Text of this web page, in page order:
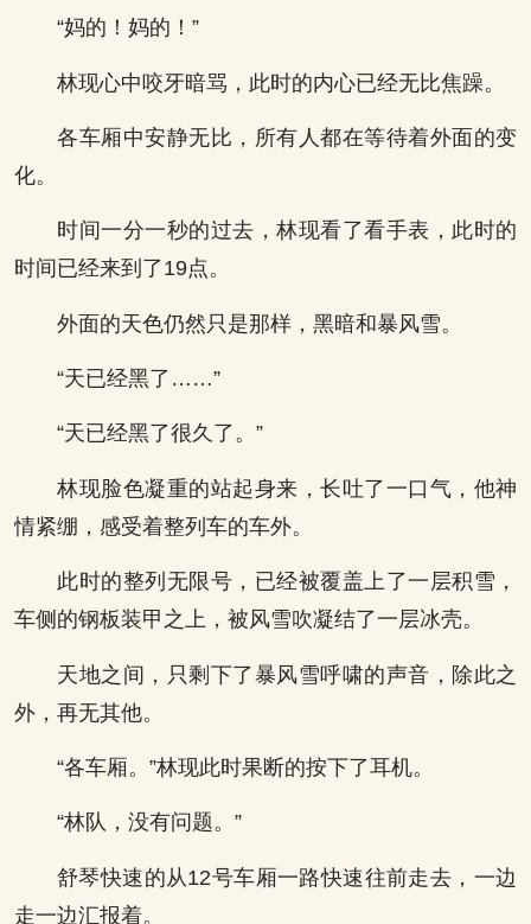
“妈的！妈的！”
林现心中咬牙暗骂，此时的内心已经无比焦躁。
各车厢中安静无比，所有人都在等待着外面的变
化。
时间一分一秒的过去，林现看了看手表，此时的
时间已经来到了19点。
外面的天色仍然只是那样，黑暗和暴风雪。
“天已经黑了……”
“天已经黑了很久了。”
林现脸色凝重的站起身来，长吐了一口气，他神
情紧绷，感受着整列车的车外。
此时的整列无限号，已经被覆盖上了一层积雪，
车侧的钢板装甲之上，被风雪吹凝结了一层冰壳。
天地之间，只剩下了暴风雪呼啸的声音，除此之
外，再无其他。
“各车厢。”林现此时果断的按下了耳机。
“林队，没有问题。”
舒琴快速的从12号车厢一路快速往前走去，一边
走一边汇报着。